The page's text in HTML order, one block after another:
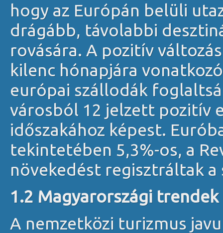
hogy az Európán belüli
drágább, távolabbi
rovására. A pozitív
kilenc hónapjára
európai szállodák
városból 12 jelzett pozitív
időszakához képest.
tekintetében 5,3%-os, a
növekedést regisztráltak a
1.2 Magyarországi trendek
A nemzetközi turizmus